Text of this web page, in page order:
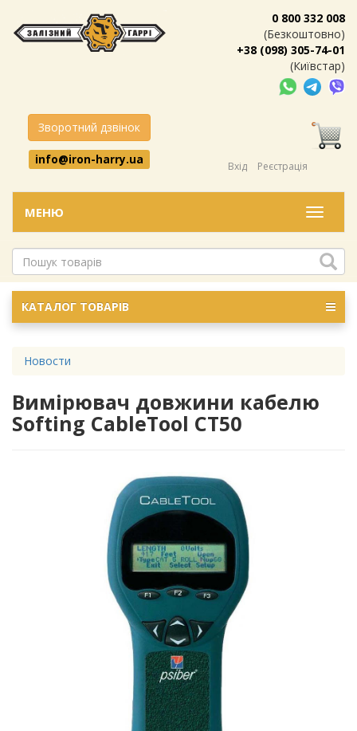
0 800 332 008
(Безкоштовно)
+38 (098) 305-74-01
(Київстар)
Зворотний дзвінок
info@iron-harry.ua
Вхід Реєстрація
Меню
МЕНЮ
КАТАЛОГ ТОВАРІВ
Новости
Вимірювач довжини кабелю
Softing CableTool CT50